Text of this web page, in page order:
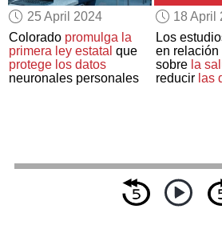
25 April 2024
Colorado promulga la
primera ley estatal que
protege los datos
neuronales personales
18 April
Los
en relación
sobre la
reducir las